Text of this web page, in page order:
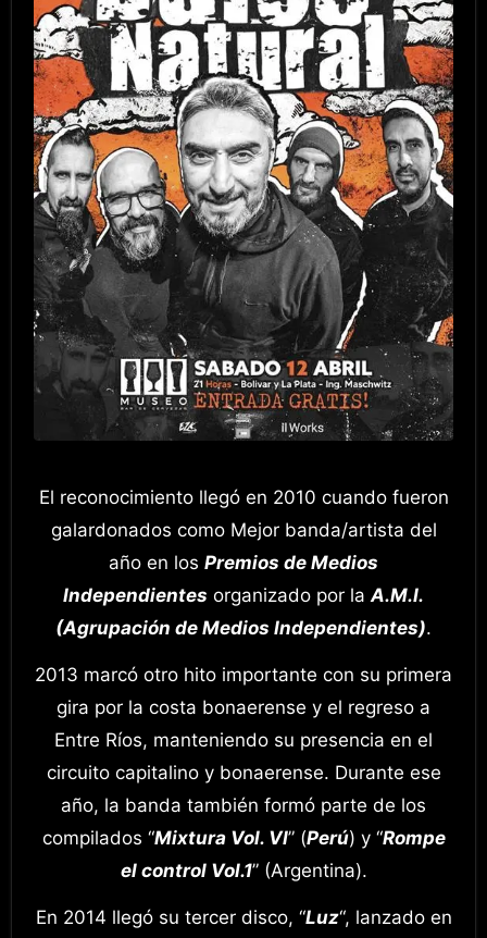
El reconocimiento llegó en 2010 cuando fueron
galardonados como Mejor banda/artista del
año en los Premios de Medios
Independientes organizado por laA.M.I.
(Agrupación de Medios Independientes).
2013 marcó otro hito importante con su primera
gira por la costa bonaerense y el regreso a
Entre Ríos, manteniendo su presencia en el
circuito capitalino y bonaerense. Durante ese
año, la banda también formó parte de los
compilados “Mixtura Vol. VI” (Perú) y “Rompe
el control Vol.1” (Argentina).
En 2014 llegó su tercer disco, “Luz“, lanzado en